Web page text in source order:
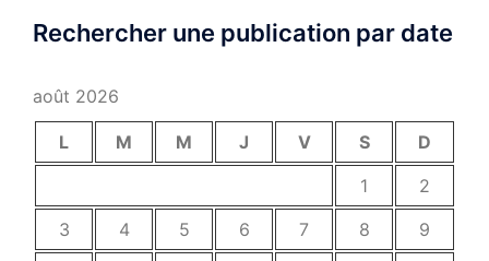
Rechercher une publication par date
août 2026
L M M J V S
D
1
2
3
4 5 6 7 8
9